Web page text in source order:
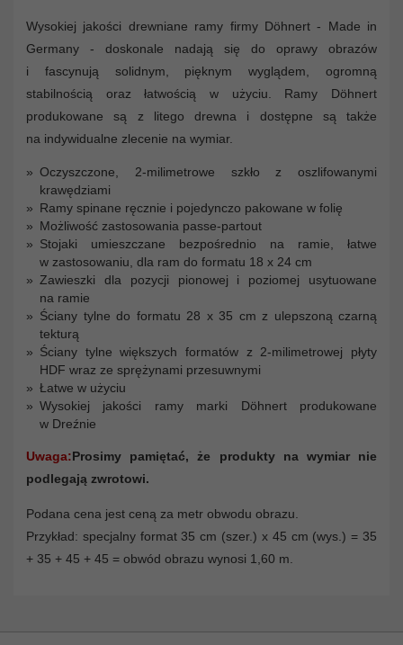
Wysokiej jakości drewniane ramy firmy Döhnert - Made in
Germany - doskonale nadają się do oprawy obrazów
i fascynują solidnym, pięknym wyglądem, ogromną
stabilnością oraz łatwością w użyciu. Ramy Döhnert
produkowane są z litego drewna i dostępne są także
na indywidualne zlecenie na wymiar.
Oczyszczone, 2-milimetrowe szkło z oszlifowanymi
krawędziami
Ramy spinane ręcznie i pojedynczo pakowane w folię
Możliwość zastosowania passe-partout
Stojaki umieszczane bezpośrednio na ramie, łatwe
w zastosowaniu, dla ram do formatu 18 x 24 cm
Zawieszki dla pozycji pionowej i poziomej usytuowane
na ramie
Ściany tylne do formatu 28 x 35 cm z ulepszoną czarną
tekturą
Ściany tylne większych formatów z 2-milimetrowej płyty
HDF wraz ze sprężynami przesuwnymi
Łatwe w użyciu
Wysokiej jakości ramy marki Döhnert produkowane
w Dreźnie
Uwaga:Prosimy pamiętać, że produkty na wymiar nie
podlegają zwrotowi.
Podana cena jest ceną za metr obwodu obrazu.
Przykład: specjalny format 35 cm (szer.) x 45 cm (wys.) = 35
+ 35 + 45 + 45 = obwód obrazu wynosi 1,60 m.